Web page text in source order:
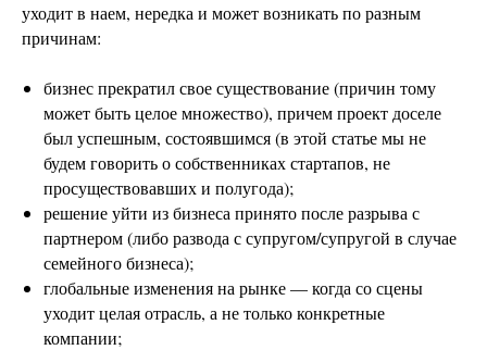
уходит в наем, нередка и может возникать по разным
причинам:
бизнес прекратил свое существование (причин тому
может быть целое множество), причем проект доселе
был успешным, состоявшимся (в этой статье мы не
будем говорить о собственниках стартапов, не
просуществовавших и полугода);
решение уйти из бизнеса принято после разрыва с
партнером (либо развода с супругом/супругой в случае
семейного бизнеса);
глобальные изменения на рынке — когда со сцены
уходит целая отрасль, а не только конкретные
компании;